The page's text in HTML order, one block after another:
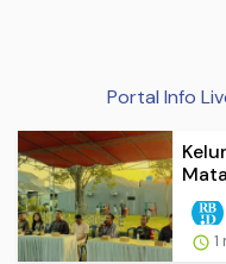
Portal Info
1